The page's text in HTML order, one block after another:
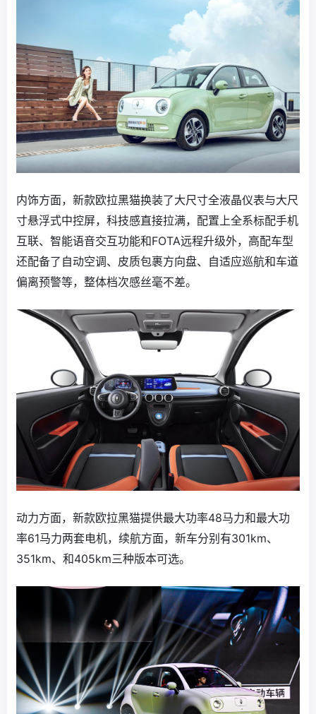
内饰方面，新款欧拉黑猫换装了大尺寸全液晶仪表与大尺
寸悬浮式中控屏，科技感直接拉满，配置上全系标配手机
互联、智能语音交互功能和FOTA远程升级外，高配车型
还配备了自动空调、皮质包裹方向盘、自适应巡航和车道
偏离预警等，整体档次感丝毫不差。
动力方面，新款欧拉黑猫提供最大功率48马力和最大功
率61马力两套电机，续航方面，新车分别有301km、
351km、和405km三种版本可选。